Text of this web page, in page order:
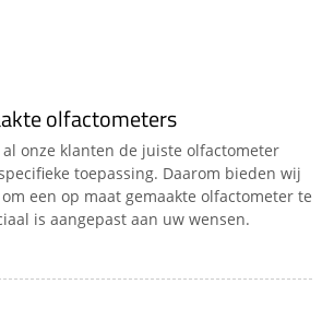
olfactometers
onze klanten de juiste olfactometer
toepassing. Daarom bieden wij
een op maat gemaakte olfactometer te
is aangepast aan uw wensen.